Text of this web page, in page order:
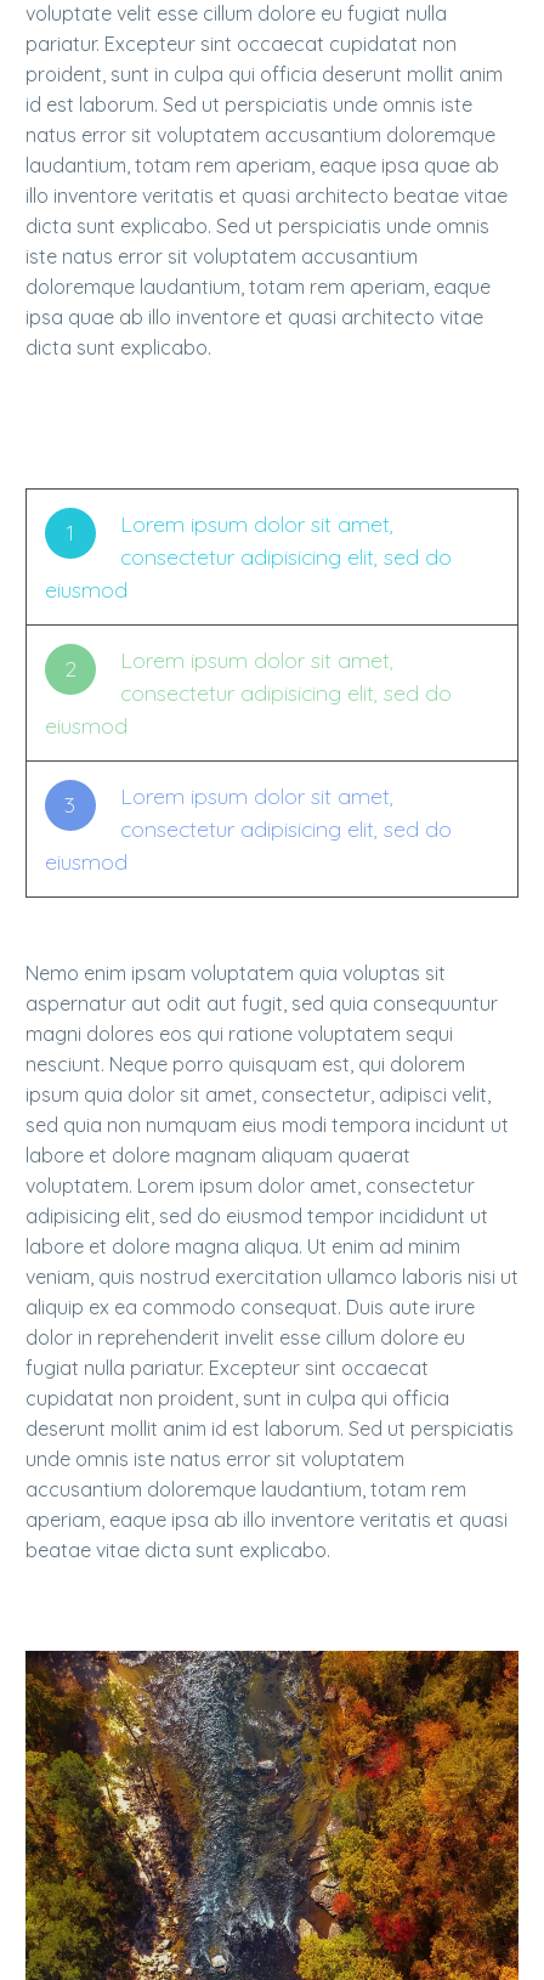
voluptate velit esse cillum dolore eu fugiat nulla
pariatur. Excepteur sint occaecat cupidatat non
proident, sunt in culpa qui officia deserunt mollit anim
id est laborum. Sed ut perspiciatis unde omnis iste
natus error sit voluptatem accusantium doloremque
laudantium, totam rem aperiam, eaque ipsa quae ab
illo inventore veritatis et quasi architecto beatae vitae
dicta sunt explicabo. Sed ut perspiciatis unde omnis
iste natus error sit voluptatem accusantium
doloremque laudantium, totam rem aperiam, eaque
ipsa quae ab illo inventore et quasi architecto vitae
dicta sunt explicabo.
1
Lorem ipsum dolor sit amet,
consectetur adipisicing elit, sed do
eiusmod
2
Lorem ipsum dolor sit amet,
consectetur adipisicing elit, sed do
eiusmod
3
Lorem ipsum dolor sit amet,
consectetur adipisicing elit, sed do
eiusmod
Nemo enim ipsam voluptatem quia voluptas sit
aspernatur aut odit aut fugit, sed quia consequuntur
magni dolores eos qui ratione voluptatem sequi
nesciunt. Neque porro quisquam est, qui dolorem
ipsum quia dolor sit amet, consectetur, adipisci velit,
sed quia non numquam eius modi tempora incidunt ut
labore et dolore magnam aliquam quaerat
voluptatem. Lorem ipsum dolor amet, consectetur
adipisicing elit, sed do eiusmod tempor incididunt ut
labore et dolore magna aliqua. Ut enim ad minim
veniam, quis nostrud exercitation ullamco laboris nisi ut
aliquip ex ea commodo consequat. Duis aute irure
dolor in reprehenderit invelit esse cillum dolore eu
fugiat nulla pariatur. Excepteur sint occaecat
cupidatat non proident, sunt in culpa qui officia
deserunt mollit anim id est laborum. Sed ut perspiciatis
unde omnis iste natus error sit voluptatem
accusantium doloremque laudantium, totam rem
aperiam, eaque ipsa ab illo inventore veritatis et quasi
beatae vitae dicta sunt explicabo.